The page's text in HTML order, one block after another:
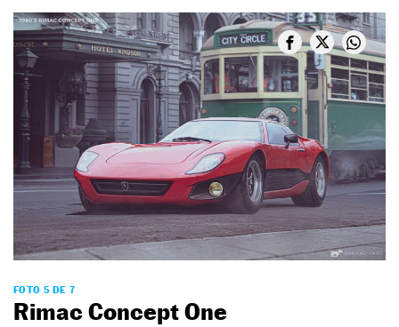
FOTO 5 DE 7
Rimac Concept One